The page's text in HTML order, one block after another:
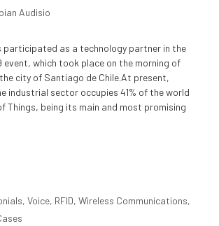
Audisio
participated as a technology partner in the
event, which took place on the morning of
the city of Santiago de Chile.At present,
industrial sector occupies 41% of the world
Things, being its main and most promising
,Voice, RFID,Wireless Communications,